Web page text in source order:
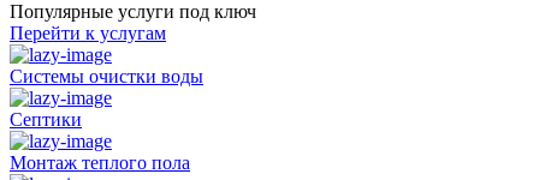
Популярные услуги под ключ
Перейти к услугам
Системы очистки воды
Септики
Монтаж теплого пола